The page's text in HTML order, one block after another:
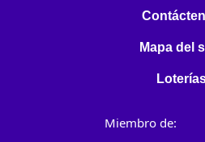
Mapa del
Miembro de: